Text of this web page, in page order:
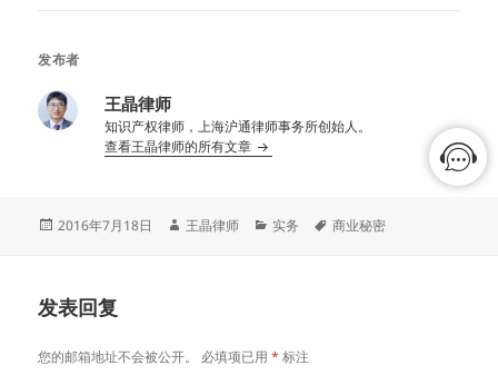
发布者
王晶律师
知识产权律师，上海沪通律师事务所创始人。
查看王晶律师的所有文章
发
2016年7月18日
作
王晶律师
分
实务
标
商业秘密
发表回复
您的邮箱地址不会被公开。 必填项已用* 标注